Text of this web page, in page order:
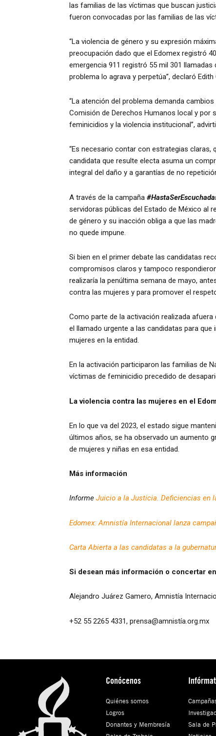
las familias de las víctimas que buscan
fueron convocadas por las familias de las
“La violencia de género y su expresión
preocupación dado que el Edomex registró
emergencia 911 registró 55 mil 301
problema lo agrava y perpetúa”, declaró
“La atención del problema demanda
Comisión de Derechos Humanos local y por
feminicidios y la violencia institucional”,
“Es necesario contar con estrategias claras,
candidata que resulte electa asuma un
integral del daño y a garantías de no
A través de la campaña
servidoras públicas del Estado de México al
de género y su inacción obliga a que las
no quede impune.
Si bien en el primer debate las candidatas
compromisos claros y tampoco
realizaría la penúltima semana de mayo,
contra las mujeres y para promover el
Como parte de la activación realizada
el llamado urgente a las candidatas para
mujeres en la entidad.
En la activación participaron las familias de
víctimas de feminicidio precedido de
La violencia contra las mujeres en el
En lo que va del 2023, el estado sigue
últimos años, se ha observado un aumento
de mujeres y niñas en esa entidad.
Más información
Informe Juicio a la Justicia. Deficiencias en
Edomex: Amnistía Internacional lanza
Carta Abierta a las candidatas a la
Si desean más información o concertar
Alejandro Juárez Gamero, Amnistía
+52 55 2265 4331, prensa@amnistía.org.mx
Conócenos
Quiénes somos
Logros
Donantes y Membresía
Sala de